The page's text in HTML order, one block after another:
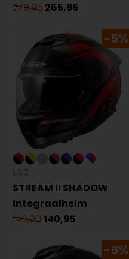
279,95 265,95
-5%
STREAM II SHADOW
integraalhelm
149,00140,95
-5%